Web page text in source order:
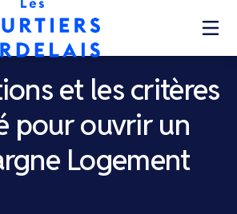
et les critères
pour ouvrir un
Logement